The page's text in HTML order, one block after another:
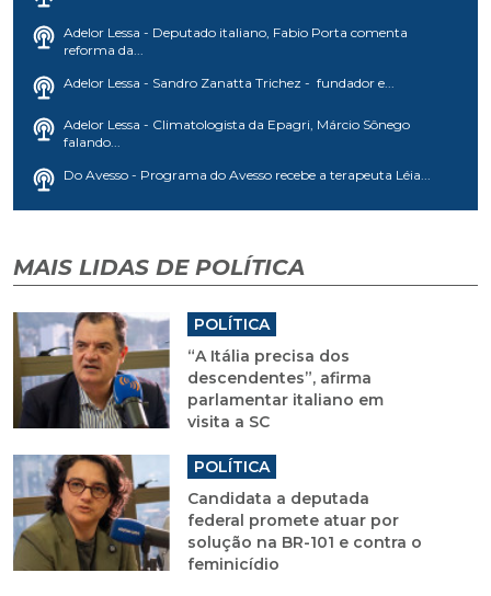
Adelor Lessa - Deputado italiano, Fabio Porta comenta
reforma da...
Adelor Lessa - Sandro Zanatta Trichez - fundador e...
Adelor Lessa - Climatologista da Epagri, Márcio Sônego
falando...
Do Avesso - Programa do Avesso recebe a terapeuta Léia...
MAIS LIDAS DE POLÍTICA
POLÍTICA
“A Itália precisa dos
descendentes”, afirma
parlamentar italiano em
visita a SC
POLÍTICA
Candidata a deputada
federal promete atuar por
solução na BR-101 e contra o
feminicídio